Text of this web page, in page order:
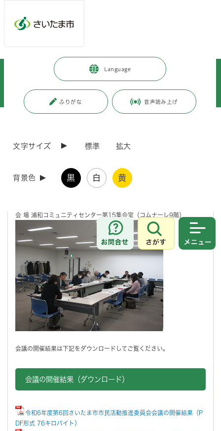
Language
ふりがな 音声読み上げ
文字サイズ 標準 拡大
背景色 黒 白 黄
お問合せ
さがす
暮らし・手続き > コミュニティ・市民活動
>
令和6年度第6回さいたま市市民活動推進委員会
令和6年度第6回さいたま市市民活動推進委員会
令和6年度第6回さいたま市市民活動推進委員会
会 場 浦和コミュニティセンター第15集会室（コムナーレ9階）
会議の開催結果は下記をダウンロードしてご覧ください。
会議の開催結果（ダウンロード）
令和6年度第6回さいたま市市民活動推進委員会会議の開催結果（P
DF形式 76キロバイト）